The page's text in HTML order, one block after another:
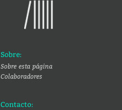
Sobre:
Sobre esta página
Colaboradores
Contacto: